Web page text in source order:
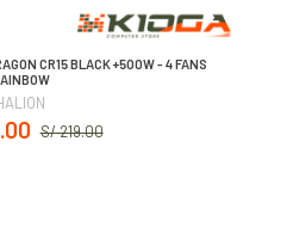
CR15 BLACK +500W - 4 FANS
S/ 219.00